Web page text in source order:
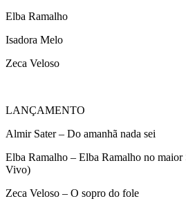
Elba Ramalho
Isadora Melo
Zeca Veloso
LANÇAMENTO
Almir Sater – Do amanhã nada sei
Elba Ramalho – Elba Ramalho no
Vivo)
Zeca Veloso – O sopro do fole